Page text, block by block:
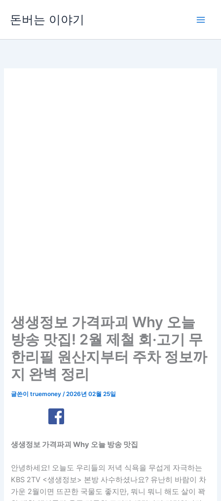
로
돈버는 이야기
생생정보 가격파괴 Why 오늘
방송 맛집! 2월 제철 회·고기 무
한리필 원산지부터 주차 정보까
지 완벽 정리
글쓴이truemoney/2026년 02월 25일
생생정보 가격파괴 Why 오늘 방송 맛집
안녕하세요! 오늘도 우리들의 저녁 식욕을 무섭게 자극하는
KBS 2TV <생생정보> 본방 사수하셨나요? 유난히 바람이 차
가운 2월이면 뜨끈한 국물도 좋지만, 뭐니 뭐니 해도 살이 꽉